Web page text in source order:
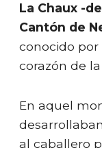
La Chaux -
Cantón de
conocido
corazón de
En aquel
al caballero